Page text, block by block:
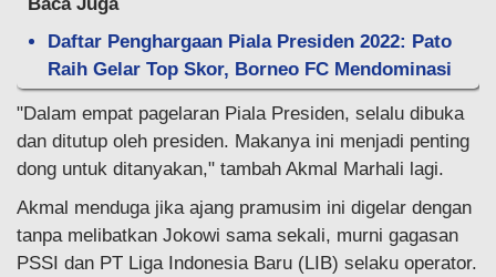
Daftar Penghargaan Piala Presiden 2022: Pato
Raih Gelar Top Skor, Borneo FC Mendominasi
"Dalam empat pagelaran Piala Presiden, selalu dibuka
dan ditutup oleh presiden. Makanya ini menjadi penting
dong untuk ditanyakan," tambah Akmal Marhali lagi.
Akmal menduga jika ajang pramusim ini digelar dengan
tanpa melibatkan Jokowi sama sekali, murni gagasan
PSSI dan PT Liga Indonesia Baru (LIB) selaku operator.